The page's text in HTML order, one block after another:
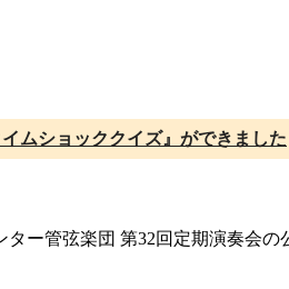
ムショッククイズ』ができました
ー管弦楽団 第32回定期演奏会